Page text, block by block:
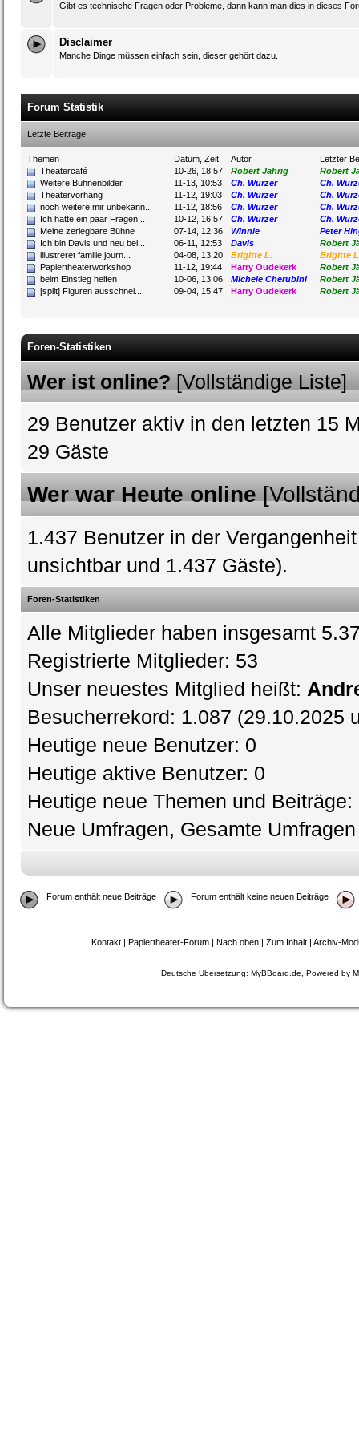
Gibt es technische Fragen oder Probleme, dann kann man dies in dieses
Disclaimer
Manche Dinge müssen einfach sein, dieser gehört dazu.
Forum Statistik
Letzte Beiträge
Themen Datum, Zeit Autor
Letzter
Theatercafé
10-26, 18:57 Robert Jährig
Robert
Weitere Bühnenbilder
11-13, 10:53 Ch. Wurzer
Ch.
Theatervorhang
11-12, 19:03 Ch. Wurzer
Ch.
noch weitere mir unbekann...
11-12, 18:56 Ch. Wurzer
Ch.
Ich hätte ein paar Fragen...
10-12, 16:57 Ch. Wurzer
Ch.
Meine zerlegbare Bühne
07-14, 12:36 Winnie
Peter
Ich bin Davis und neu bei...
06-11, 12:53 Davis
Robert
illustreret familie journ...
04-08, 13:20 Brigitte L.
Brigitte
Papiertheaterworkshop
11-12, 19:44 Harry Oudekerk
Robert
beim Einstieg helfen
10-06, 13:06 Michele Cherubini
Robert
[split] Figuren ausschnei...
09-04, 15:47 Harry Oudekerk Robert
Foren-Statistiken
Wer ist online?[Vollständige Liste]
29 Benutzer aktiv in den letzten 15
29 Gäste
Wer war Heute online[
1.437 Benutzer in der
unsichtbar und 1.437 Gäste).
Foren-Statistiken
Alle Mitglieder haben insgesamt
Registrierte Mitglieder: 53
Unser neuestes Mitglied heißt:
Besucherrekord: 1.087 (29.10.2025
Heutige neue Benutzer: 0
Heutige aktive Benutzer: 0
Heutige neue Themen und
Neue Umfragen, Gesamte
Forum enthält neue Beiträge Forum enthält keine neuen Beiträge
Kontakt | Papiertheater-Forum | Nach oben | Zum Inhalt | Archiv-
Deutsche Übersetzung: MyBBoard.de , Powered by